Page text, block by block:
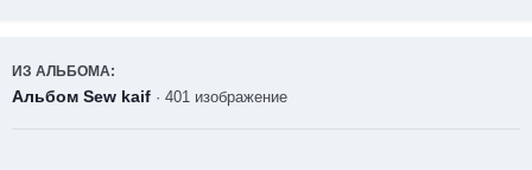
ИЗ АЛЬБОМА:
Альбом Sew kaif · 401 изображение